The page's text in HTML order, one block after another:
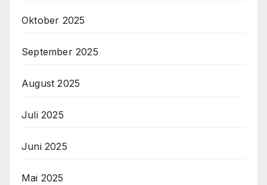
Oktober 2025
September 2025
August 2025
Juli 2025
Juni 2025
Mai 2025